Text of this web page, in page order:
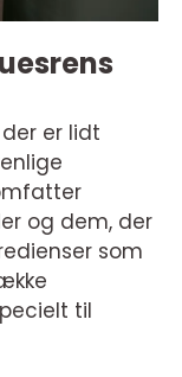
er lidt
og dem, der
som
til